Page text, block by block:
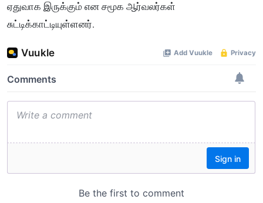
ஏதுவாக இருக்கும் என சமூக ஆர்வலர்கள்
சுட்டிக்காட்டியுள்ளனர்.